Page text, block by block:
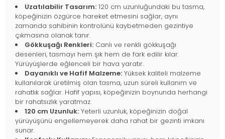
Uzatılabilir Tasarım: 120 cm uzunluğundaki bu tasma,
köpeğinizin özgürce hareket etmesini sağlar, aynı
zamanda sahibinin kontrolünü kaybetmeden gezintiye
çıkmasına olanak tanır.
Gökkuşağı Renkleri: Canlı ve renkli gökkuşağı
desenleri, tasmayı hem şık hem de fark edilir kılar.
Yürüyüşlerde eğlenceli bir hava yaratır.
Dayanıklı ve Hafif Malzeme: Yüksek kaliteli malzeme
kullanılarak üretilmiş olan tasma, uzun süreli kullanım ve
rahatlık sağlar. Hafif yapısı, köpeğinizin boynunda herhangi
bir rahatsızlık yaratmaz.
120 cm Uzunluk: Yeterli uzunluk, köpeğinizin doğal
yürüyüşünü engellemeyerek daha rahat bir gezinti imkanı
sunar.